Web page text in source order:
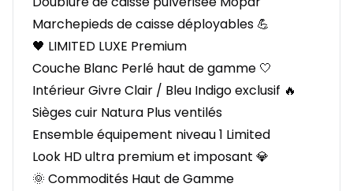
Marchepieds de caisse déployables 💪
🖤 LIMITED LUXE Premium
Couche Blanc Perlé haut de gamme 🤍
Intérieur Givre Clair / Bleu Indigo exclusif 🔥
Sièges cuir Natura Plus ventilés
Ensemble équipement niveau 1 Limited
Look HD ultra premium et imposant 💎
🌞 Commodités Haut de Gamme